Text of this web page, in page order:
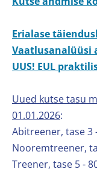
Erialase
Vaatlusanalüüsi
UUS! EUL
Uued kutse tasu
01.01.2026:
Abitreener, tase 3
Nooremtreener,
Treener, tase 5 -